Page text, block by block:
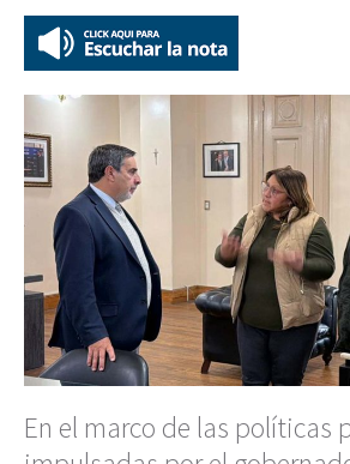
En el marco de las políticas